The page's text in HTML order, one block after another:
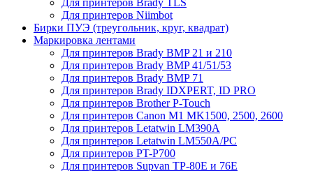
Для принтеров Brady TLS
Для принтеров Niimbot
Бирки ПУЭ (треугольник, круг, квадрат)
Маркировка лентами
Для принтеров Brady BMP 21 и 210
Для принтеров Brady BMP 41/51/53
Для принтеров Brady BMP 71
Для принтеров Brady IDXPERT, ID PRO
Для принтеров Brother P-Touch
Для принтеров Canon M1 MK1500, 2500, 2600
Для принтеров Letatwin LM390A
Для принтеров Letatwin LM550A/PC
Для принтеров PT-P700
Для принтеров Supvan TP-80E и 76E